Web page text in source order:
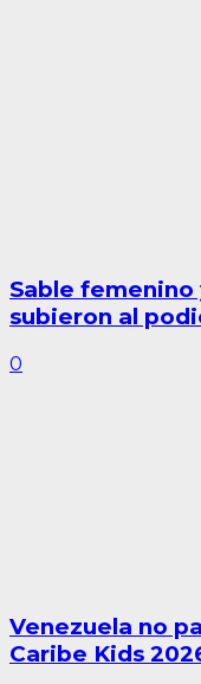
Sable
subieron al
0
Venezuela no
Caribe Kids